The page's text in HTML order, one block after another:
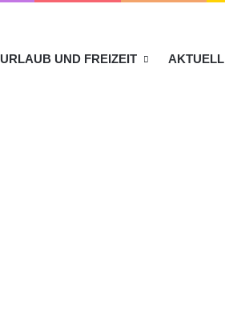
URLAUB UND FREIZEIT AKTUELL